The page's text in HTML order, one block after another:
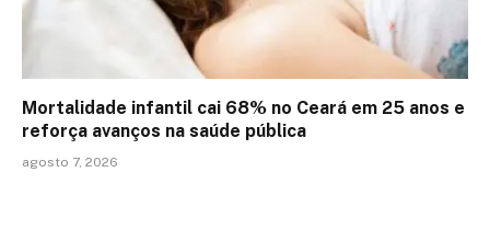
Mortalidade infantil cai 68% no Ceará em 25 anos e
reforça avanços na saúde pública
agosto 7, 2026